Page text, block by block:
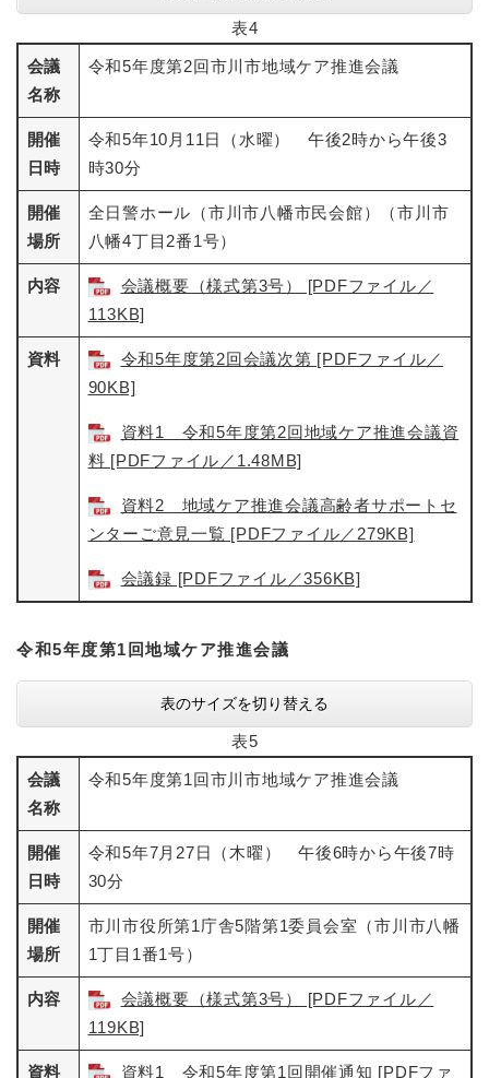
表4
会議
名称
令和5年度第2回市川市地域ケア推進会議
開催
日時
令和5年10月11日（水曜） 午後2時から午後3
時30分
開催
場所
全日警ホール（市川市八幡市民会館）（市川市
八幡4丁目2番1号）
内容
会議概要（様式第3号） [PDFファイル／
113KB]
資料
令和5年度第2回会議次第 [PDFファイル／
90KB]
資料1 令和5年度第2回地域ケア推進会議資
料 [PDFファイル／1.48MB]
資料2 地域ケア推進会議高齢者サポートセ
ンターご意見一覧 [PDFファイル／279KB]
会議録 [PDFファイル／356KB]
令和5年度第1回地域ケア推進会議
表のサイズを切り替える
表5
会議
名称
令和5年度第1回市川市地域ケア推進会議
開催
日時
令和5年7月27日（木曜） 午後6時から午後7時
30分
開催
場所
市川市役所第1庁舎5階第1委員会室（市川市八幡
1丁目1番1号）
内容
会議概要（様式第3号） [PDFファイル／
119KB]
資料 資料1 令和5年度第1回開催通知 [PDFファ